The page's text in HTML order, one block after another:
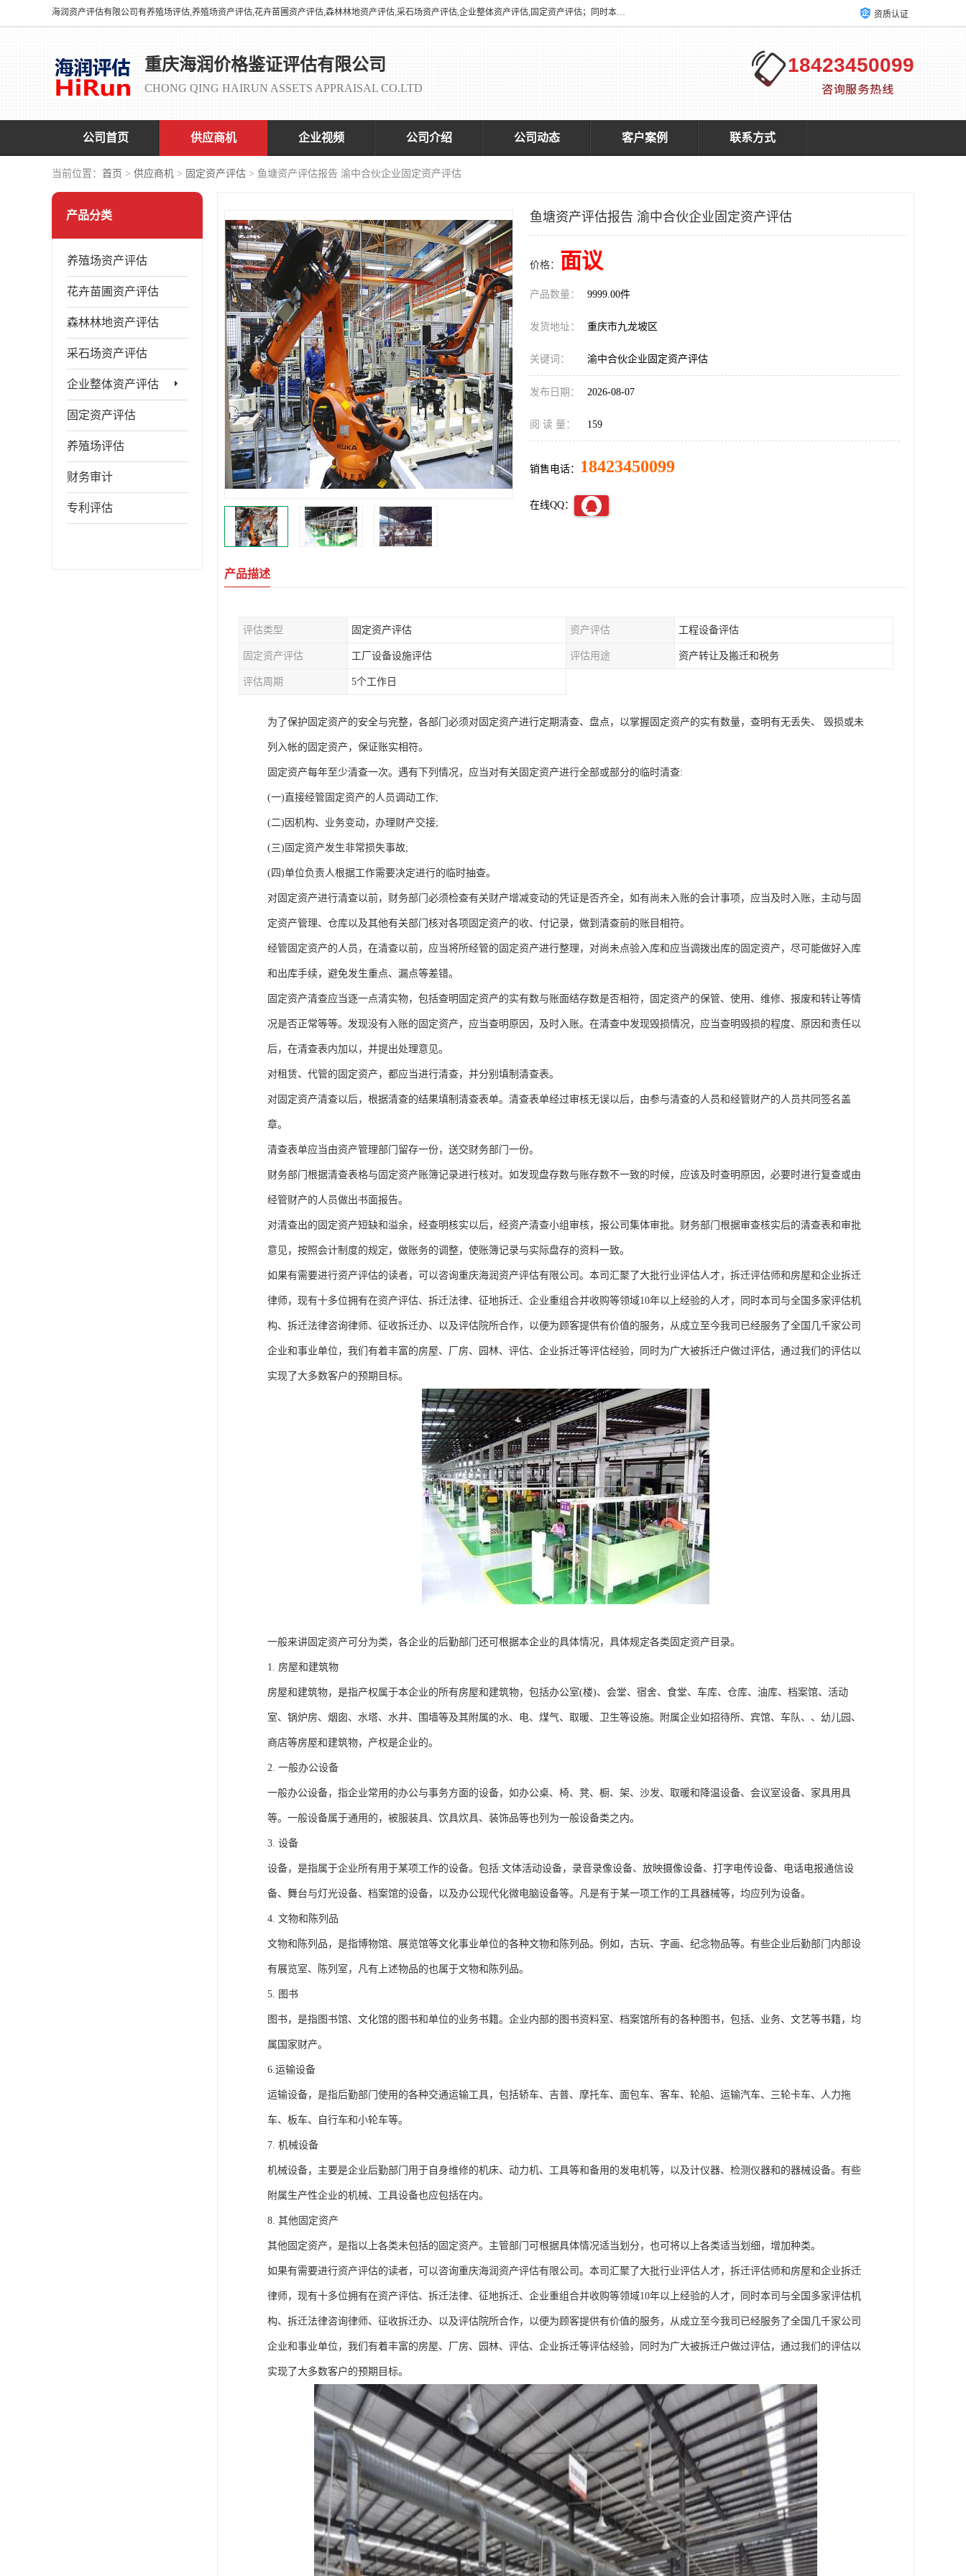
海润资产评估有限公司有养殖场评估,养殖场资产评估,花卉苗圃资产评估,森林林地资产评估,采石场资产评估,企业整体资产评估,固定资产评估；同时本司与全国多家着名评估机构、拆迁法律咨询律师、征收拆迁办、以及评估院校合作，以便为顾客提供有价值的服务。 资质认证
重庆海润价格鉴证评估有限公司
CHONG QING HAIRUN ASSETS APPRAISAL CO.LTD
18423450099
公司首页 供应商机 企业视频 公司介绍 公司动态 客户案例 联系方式
当前位置： 首页 > 供应商机 > 固定资产评估 > 鱼塘资产评估报告 渝中合伙企业固定资产评估
产品分类
养殖场资产评估
花卉苗圃资产评估
森林林地资产评估
采石场资产评估
企业整体资产评估
固定资产评估
养殖场评估
财务审计
专利评估
鱼塘资产评估报告 渝中合伙企业固定资产评估
价格： 面议
产品数量： 9999.00件
发货地址： 重庆市九龙坡区
关键词： 渝中合伙企业固定资产评估
发布日期： 2026-08-07
阅 读 量： 159
销售电话： 18423450099
在线QQ：
产品描述
评估类型 固定资产评估 资产评估 工程设备评估
固定资产评估 工厂设备设施评估 评估用途 资产转让及搬迁和税务
评估周期 5个工作日
为了保护固定资产的安全与完整，各部门必须对固定资产进行定期清查、盘点，以掌握固定资产的实有数量，查明有无丢失、 毁损或未
列入帐的固定资产，保证账实相符。
固定资产每年至少清查一次。遇有下列情况，应当对有关固定资产进行全部或部分的临时清查:
(一)直接经管固定资产的人员调动工作;
(二)因机构、业务变动，办理财产交接;
(三)固定资产发生非常损失事故;
(四)单位负责人根据工作需要决定进行的临时抽查。
对固定资产进行清查以前，财务部门必须检查有关财产增减变动的凭证是否齐全，如有尚未入账的会计事项，应当及时入账，主动与固
定资产管理、仓库以及其他有关部门核对各项固定资产的收、付记录，做到清查前的账目相符。
经管固定资产的人员，在清查以前，应当将所经管的固定资产进行整理，对尚未点验入库和应当调拨出库的固定资产，尽可能做好入库
和出库手续，避免发生重点、漏点等差错。
固定资产清查应当逐一点清实物，包括查明固定资产的实有数与账面结存数是否相符，固定资产的保管、使用、维修、报废和转让等情
况是否正常等等。发现没有入账的固定资产，应当查明原因，及时入账。在清查中发现毁损情况，应当查明毁损的程度、原因和责任以
后，在清查表内加以，并提出处理意见。
对租赁、代管的固定资产，都应当进行清查，并分别填制清查表。
对固定资产清查以后，根据清查的结果填制清查表单。清查表单经过审核无误以后，由参与清查的人员和经管财产的人员共同签名盖
章。
清查表单应当由资产管理部门留存一份，送交财务部门一份。
财务部门根据清查表格与固定资产账簿记录进行核对。如发现盘存数与账存数不一致的时候，应该及时查明原因，必要时进行复查或由
经管财产的人员做出书面报告。
对清查出的固定资产短缺和溢余，经查明核实以后，经资产清查小组审核，报公司集体审批。财务部门根据审查核实后的清查表和审批
意见，按照会计制度的规定，做账务的调整，使账簿记录与实际盘存的资料一致。
如果有需要进行资产评估的读者，可以咨询重庆海润资产评估有限公司。本司汇聚了大批行业评估人才，拆迁评估师和房屋和企业拆迁
律师，现有十多位拥有在资产评估、拆迁法律、征地拆迁、企业重组合并收购等领域10年以上经验的人才，同时本司与全国多家评估机
构、拆迁法律咨询律师、征收拆迁办、以及评估院所合作，以便为顾客提供有价值的服务，从成立至今我司已经服务了全国几千家公司
企业和事业单位，我们有着丰富的房屋、厂房、园林、评估、企业拆迁等评估经验，同时为广大被拆迁户做过评估，通过我们的评估以
实现了大多数客户的预期目标。
一般来讲固定资产可分为类，各企业的后勤部门还可根据本企业的具体情况，具体规定各类固定资产目录。
1. 房屋和建筑物
房屋和建筑物，是指产权属于本企业的所有房屋和建筑物，包括办公室(楼)、会堂、宿舍、食堂、车库、仓库、油库、档案馆、活动
室、锅炉房、烟囱、水塔、水井、围墙等及其附属的水、电、煤气、取暖、卫生等设施。附属企业如招待所、宾馆、车队、、幼儿园、
商店等房屋和建筑物，产权是企业的。
2. 一般办公设备
一般办公设备，指企业常用的办公与事务方面的设备，如办公桌、椅、凳、橱、架、沙发、取暖和降温设备、会议室设备、家具用具
等。一般设备属于通用的，被服装具、饮具炊具、装饰品等也列为一般设备类之内。
3. 设备
设备，是指属于企业所有用于某项工作的设备。包括:文体活动设备，录音录像设备、放映摄像设备、打字电传设备、电话电报通信设
备、舞台与灯光设备、档案馆的设备，以及办公现代化微电脑设备等。凡是有于某一项工作的工具器械等，均应列为设备。
4. 文物和陈列品
文物和陈列品，是指博物馆、展览馆等文化事业单位的各种文物和陈列品。例如，古玩、字画、纪念物品等。有些企业后勤部门内部设
有展览室、陈列室，凡有上述物品的也属于文物和陈列品。
5. 图书
图书，是指图书馆、文化馆的图书和单位的业务书籍。企业内部的图书资料室、档案馆所有的各种图书，包括、业务、文艺等书籍，均
属国家财产。
6.运输设备
运输设备，是指后勤部门使用的各种交通运输工具，包括轿车、吉普、摩托车、面包车、客车、轮船、运输汽车、三轮卡车、人力拖
车、板车、自行车和小轮车等。
7. 机械设备
机械设备，主要是企业后勤部门用于自身维修的机床、动力机、工具等和备用的发电机等，以及计仪器、检测仪器和的器械设备。有些
附属生产性企业的机械、工具设备也应包括在内。
8. 其他固定资产
其他固定资产，是指以上各类未包括的固定资产。主管部门可根据具体情况适当划分，也可将以上各类适当划细，增加种类。
如果有需要进行资产评估的读者，可以咨询重庆海润资产评估有限公司。本司汇聚了大批行业评估人才，拆迁评估师和房屋和企业拆迁
律师，现有十多位拥有在资产评估、拆迁法律、征地拆迁、企业重组合并收购等领域10年以上经验的人才，同时本司与全国多家评估机
构、拆迁法律咨询律师、征收拆迁办、以及评估院所合作，以便为顾客提供有价值的服务，从成立至今我司已经服务了全国几千家公司
企业和事业单位，我们有着丰富的房屋、厂房、园林、评估、企业拆迁等评估经验，同时为广大被拆迁户做过评估，通过我们的评估以
实现了大多数客户的预期目标。